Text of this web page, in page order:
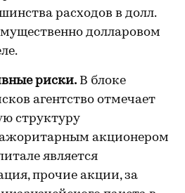
расходов в долл.
долларовом
риски. В блоке
агентство отмечает
структуру
акционером
является
прочие акции, за